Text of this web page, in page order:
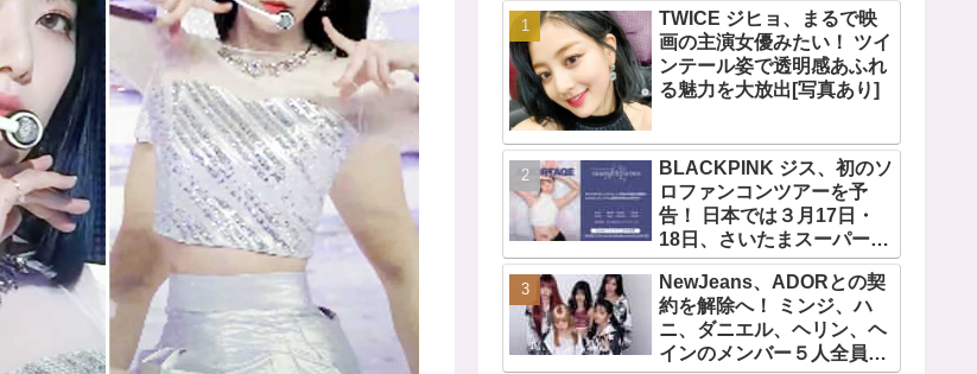
TWICE ジヒョ、まるで映
画の主演女優みたい！ ツイ
ンテール姿で透明感あふれ
る魅力を大放出[写真あり]
BLACKPINK ジス、初のソ
ロファンコンツアーを予
告！ 日本では３月17日・
18日、さいたまスーパーア
リーナで開催決定！ コンセ
プトは“愛のカケラ”！？ 14
日には新アルバム
『AMORTAGE』もリリー
ス
NewJeans、ADORとの契
約を解除へ！ ミンジ、ハ
ニ、ダニエル、ヘリン、ヘ
インのメンバー５人全員で